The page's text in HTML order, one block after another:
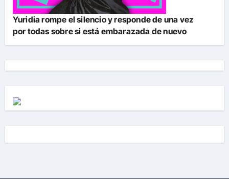
Yuridia rompe el silencio y responde de una vez
por todas sobre si está embarazada de nuevo